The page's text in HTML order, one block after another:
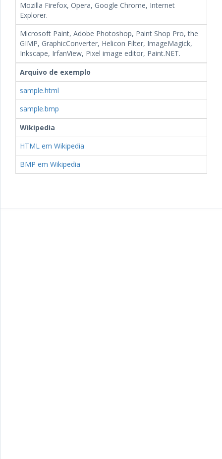
Mozilla Firefox, Opera, Google Chrome, Internet
Explorer.
Microsoft Paint, Adobe Photoshop, Paint Shop Pro, the
GIMP, GraphicConverter, Helicon Filter, ImageMagick,
Inkscape, IrfanView, Pixel image editor, Paint.NET.
Arquivo de exemplo
sample.html
sample.bmp
Wikipedia
HTML em Wikipedia
BMP em Wikipedia